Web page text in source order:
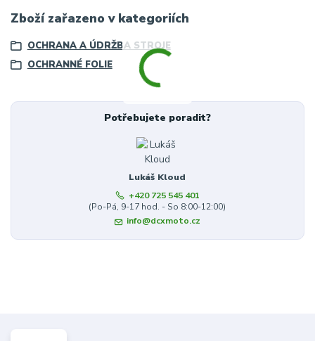
Zboží zařazeno v kategoriích
OCHRANA A ÚDRŽBA STROJE
OCHRANNÉ FOLIE
Potřebujete poradit?
Lukáš Kloud
+420 725 545 401
(Po-Pá, 9-17 hod. - So 8:00-12:00)
info@dcxmoto.cz